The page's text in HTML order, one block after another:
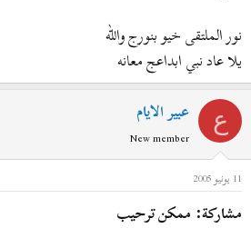
نور الملتقى خيو بنورج والله
يلا عاد نبي ابداعج معانه
ع عبير الايام
New member
11 يونيو 2005
مشاركة: ممكن ترحيب